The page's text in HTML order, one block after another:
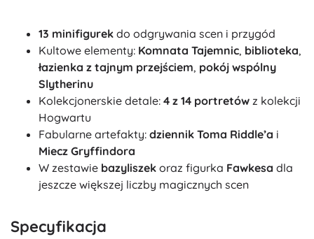
13 minifigurek do odgrywania scen i przygód
Kultowe elementy: Komnata Tajemnic, biblioteka,
łazienka z tajnym przejściem, pokój wspólny
Slytherinu
Kolekcjonerskie detale: 4 z 14 portretów z kolekcji
Hogwartu
Fabularne artefakty: dziennik Toma Riddle’a i
Miecz Gryffindora
W zestawie bazyliszek oraz figurka Fawkesa dla
jeszcze większej liczby magicznych scen
Specyfikacja